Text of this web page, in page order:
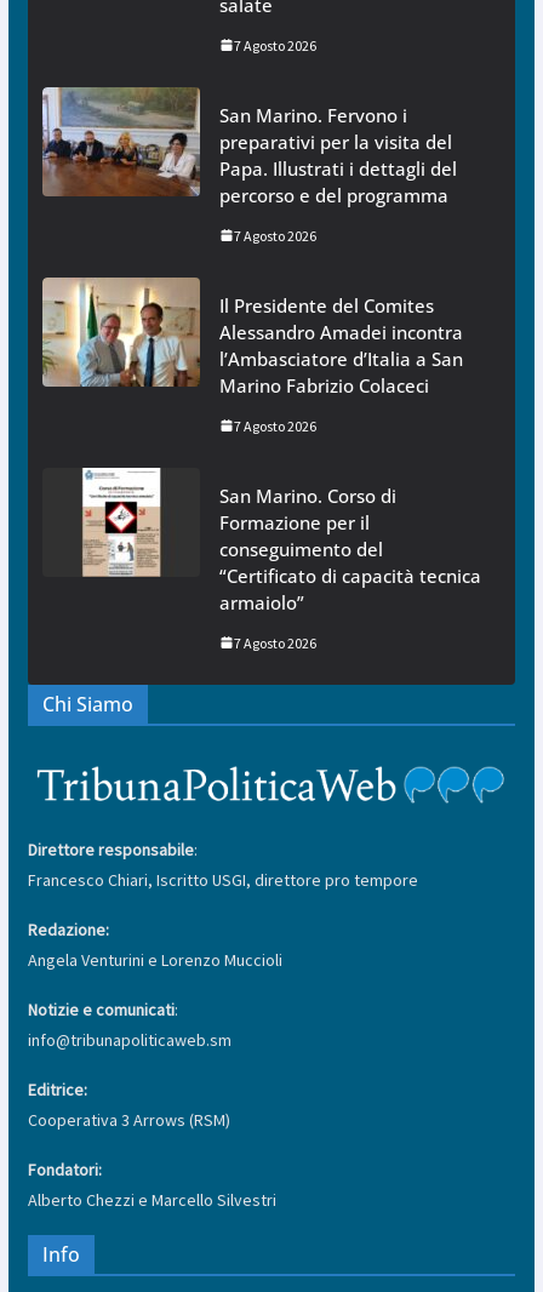
7 Agosto 2026
San Marino. Fervono i
preparativi per la visita del
Papa. Illustrati i dettagli del
percorso e del programma
7 Agosto 2026
Il Presidente del Comites
Alessandro Amadei incontra
l’Ambasciatore d’Italia a San
Marino Fabrizio Colaceci
7 Agosto 2026
San Marino. Corso di
Formazione per il
conseguimento del
“Certificato di capacità tecnica
armaiolo”
7 Agosto 2026
Chi Siamo
Direttore responsabile:
Francesco Chiari, Iscritto USGI, direttore pro tempore
Redazione:
Angela Venturini e Lorenzo Muccioli
Notizie e comunicati:
info@tribunapoliticaweb.sm
Editrice:
Cooperativa 3 Arrows (RSM)
Fondatori:
Alberto Chezzi e Marcello Silvestri
Info